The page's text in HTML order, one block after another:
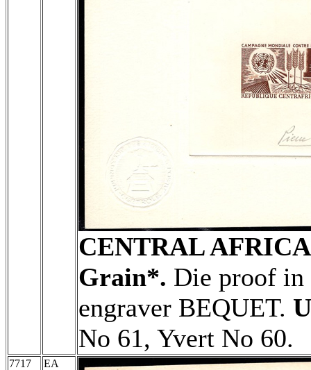
CENTRAL AFRICA
Grain*. Die proof in
engraver BEQUET.
No 61, Yvert No 60.
7717 EA